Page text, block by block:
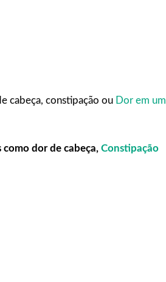
cabeça, constipação ou Dor em um
dor de cabeça, Constipação